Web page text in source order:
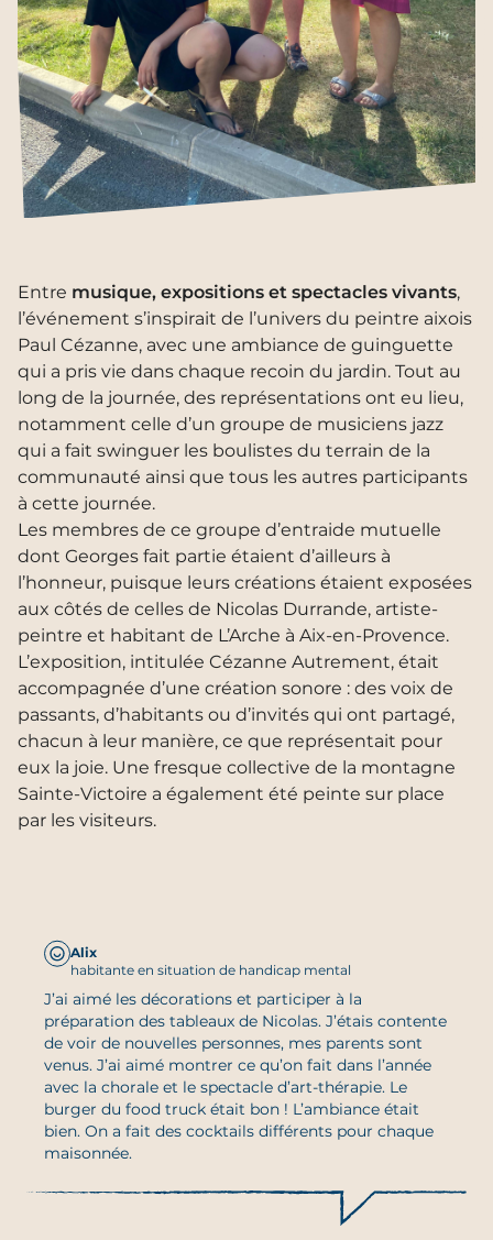
Entre musique, expositions et spectacles vivants,
l’événement s’inspirait de l’univers du peintre aixois
Paul Cézanne, avec une ambiance de guinguette
qui a pris vie dans chaque recoin du jardin. Tout au
long de la journée, des représentations ont eu lieu,
notamment celle d’un groupe de musiciens jazz
qui a fait swinguer les boulistes du terrain de la
communauté ainsi que tous les autres participants
à cette journée.
Les membres de ce groupe d’entraide mutuelle
dont Georges fait partie étaient d’ailleurs à
l’honneur, puisque leurs créations étaient exposées
aux côtés de celles de Nicolas Durrande, artiste-
peintre et habitant de L’Arche à Aix-en-Provence.
L’exposition, intitulée Cézanne Autrement, était
accompagnée d’une création sonore : des voix de
passants, d’habitants ou d’invités qui ont partagé,
chacun à leur manière, ce que représentait pour
eux la joie. Une fresque collective de la montagne
Sainte-Victoire a également été peinte sur place
par les visiteurs.
Alix
habitante en situation de handicap mental
J’ai aimé les décorations et participer à la
préparation des tableaux de Nicolas. J’étais contente
de voir de nouvelles personnes, mes parents sont
venus. J’ai aimé montrer ce qu’on fait dans l’année
avec la chorale et le spectacle d’art-thérapie. Le
burger du food truck était bon ! L’ambiance était
bien. On a fait des cocktails différents pour chaque
maisonnée.